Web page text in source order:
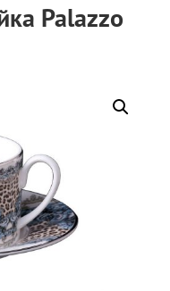
Palazzo